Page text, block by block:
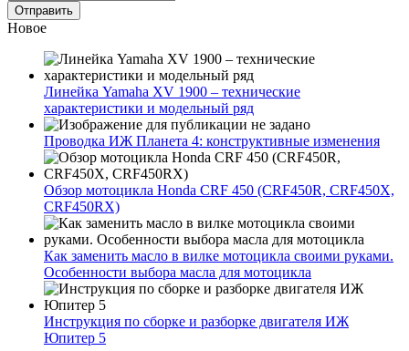
Новое
Линейка Yamaha XV 1900 – технические
характеристики и модельный ряд
Проводка ИЖ Планета 4: конструктивные изменения
Обзор мотоцикла Honda CRF 450 (CRF450R, CRF450X,
CRF450RX)
Как заменить масло в вилке мотоцикла своими руками.
Особенности выбора масла для мотоцикла
Инструкция по сборке и разборке двигателя ИЖ
Юпитер 5